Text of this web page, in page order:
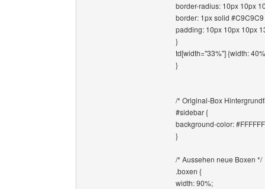
border-radius: 10px 10px
border: 1px solid
padding: 10px 10px 10px
}
td[width="33%"] {width:
}
/* Original-Box
#sidebar {
background-color:
}
/* Aussehen neue Boxen */
.boxen {
width: 90%;